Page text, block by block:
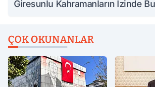
Giresunlu Kahramanların İzinde
ÇOK OKUNANLAR